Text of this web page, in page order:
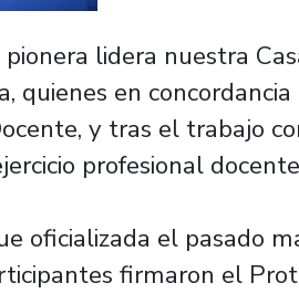
lidera nuestra
quienes en
y tras el trabajo
profesional
oficializada el pasado
firmaron el